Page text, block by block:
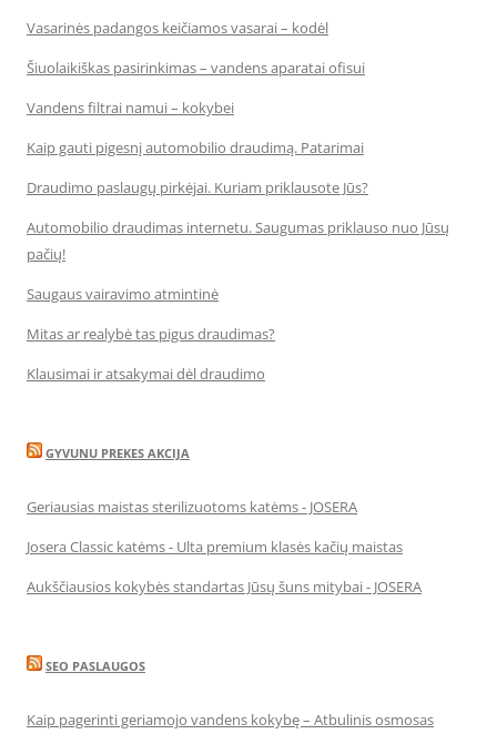
Vasarinės padangos keičiamos vasarai – kodėl
Šiuolaikiškas pasirinkimas – vandens aparatai ofisui
Vandens filtrai namui – kokybei
Kaip gauti pigesnį automobilio draudimą. Patarimai
Draudimo paslaugų pirkėjai. Kuriam priklausote Jūs?
Automobilio draudimas internetu. Saugumas priklauso nuo Jūsų
pačių!
Saugaus vairavimo atmintinė
Mitas ar realybė tas pigus draudimas?
Klausimai ir atsakymai dėl draudimo
GYVUNU PREKES AKCIJA
Geriausias maistas sterilizuotoms katėms - JOSERA
Josera Classic katėms - Ulta premium klasės kačių maistas
Aukščiausios kokybės standartas Jūsų šuns mitybai - JOSERA
SEO PASLAUGOS
Kaip pagerinti geriamojo vandens kokybę – Atbulinis osmosas